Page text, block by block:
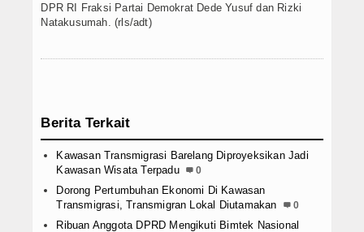
DPR RI Fraksi Partai Demokrat Dede Yusuf dan Rizki
Natakusumah. (rls/adt)
Berita Terkait
Kawasan Transmigrasi Barelang Diproyeksikan Jadi
Kawasan Wisata Terpadu
0
Dorong Pertumbuhan Ekonomi Di Kawasan
Transmigrasi, Transmigran Lokal Diutamakan
0
Ribuan Anggota DPRD Mengikuti Bimtek Nasional